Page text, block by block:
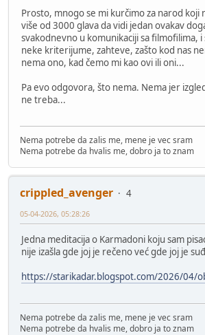
Prosto, mnogo se mi kurčimo za narod koji
više od 3000 glava da vidi jedan ovakav
svakodnevno u komunikaciji sa filmofilima, i
neke kriterijume, zahteve, zašto kod nas
nema ono, kad čemo mi kao ovi ili oni...
Pa evo odgovora, što nema. Nema jer
ne treba...
Nema potrebe da zalis me, mene je vec sram
Nema potrebe da hvalis me, dobro ja to znam
crippled_avenger
4
05-04-2026, 05:28:26
Jedna meditacija o Karmadoni koju sam
nije izašla gde joj je rečeno već gde joj je
https://starikadar.blogspot.com/2026/04/
Nema potrebe da zalis me, mene je vec sram
Nema potrebe da hvalis me, dobro ja to znam